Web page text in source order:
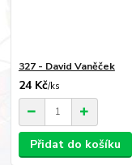
327 - David Vaněček
24 Kč/ks
Přidat do košíku